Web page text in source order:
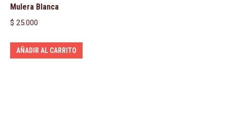
Mulera Blanca
$ 25.000
AÑADIR AL CARRITO